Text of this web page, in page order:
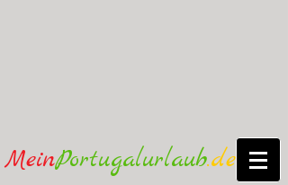
MeinPortugalurlaub.de